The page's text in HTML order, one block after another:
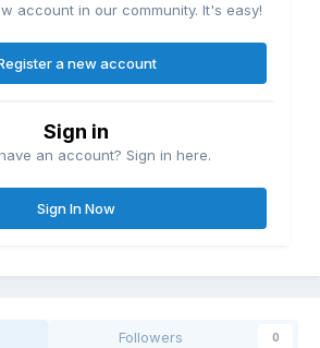
account in our community. It's easy!
a new account
Sign in
an account? Sign in here.
Sign In Now
Followers 0